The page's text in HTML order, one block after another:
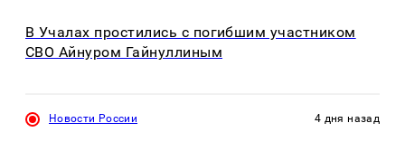
В Учалах простились с погибшим участником
СВО Айнуром Гайнуллиным
Новости России 4 дня назад